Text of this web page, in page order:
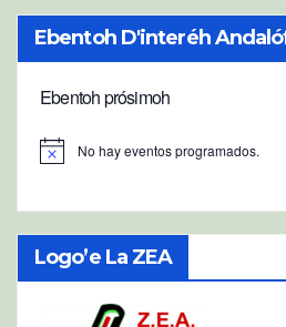
Ebentoh D'interéh
Ebentoh prósimoh
s
No hay eventos programados.
Logo’e La ZEA